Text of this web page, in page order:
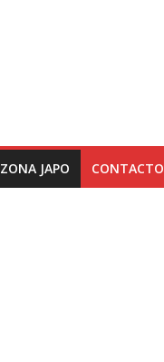
ZONA JAPO CONTACTO